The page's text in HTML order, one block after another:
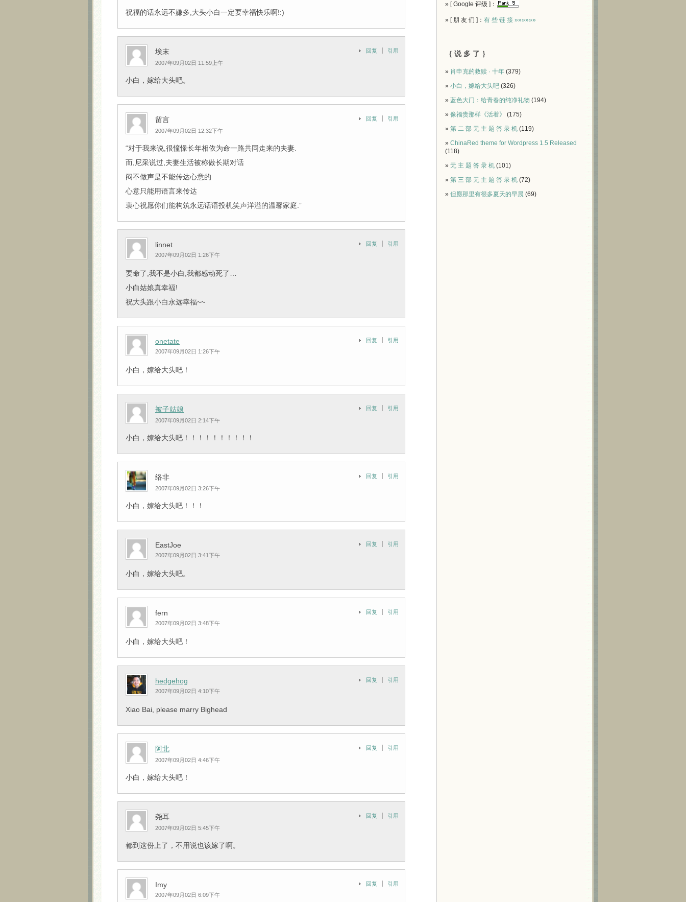
祝福的话永远不嫌多,大头小白一定要幸福快乐啊!:)
埃末
2007年09月02日 11:59上午
回复 引用
小白，嫁给大头吧。
留言
2007年09月02日 12:32下午
回复 引用
“对于我来说,很憧憬长年相依为命一路共同走来的夫妻.
而,尼采说过,夫妻生活被称做长期对话
闷不做声是不能传达心意的
心意只能用语言来传达
衷心祝愿你们能构筑永远话语投机笑声洋溢的温馨家庭.”
linnet
2007年09月02日 1:26下午
回复 引用
要命了,我不是小白,我都感动死了…
小白姑娘真幸福!
祝大头跟小白永远幸福~~
onetate
2007年09月02日 1:26下午
回复 引用
小白，嫁给大头吧！
被子姑娘
2007年09月02日 2:14下午
回复 引用
小白，嫁给大头吧！！！！！！！！！！
络非
2007年09月02日 3:26下午
回复 引用
小白，嫁给大头吧！！！
EastJoe
2007年09月02日 3:41下午
回复 引用
小白，嫁给大头吧。
fern
2007年09月02日 3:48下午
回复 引用
小白，嫁给大头吧！
hedgehog
2007年09月02日 4:10下午
回复 引用
Xiao Bai, please marry Bighead
阿北
2007年09月02日 4:46下午
回复 引用
小白，嫁给大头吧！
尧耳
2007年09月02日 5:45下午
回复 引用
都到这份上了，不用说也该嫁了啊。
Imy
2007年09月02日 6:09下午
回复 引用
» [ Google 评级 ]：
» [ 朋 友 们 ]： 有 些 链 接 »»»»»»
｛ 说 多 了 ｝
» 肖申克的救赎 · 十年 (379)
» 小白，嫁给大头吧 (326)
» 蓝色大门：给青春的纯净礼物 (194)
» 像福贵那样《活着》
(175)
» 第 二 部 无 主 题 答 录 机 (119)
» ChinaRed theme for Wordpress 1.5 Released
(118)
» 无 主 题 答 录 机 (101)
» 第 三 部 无 主 题 答 录 机 (72)
» 但愿那里有很多夏天的早晨 (69)